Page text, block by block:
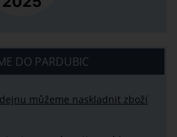
DO PARDUBIC
můžeme naskladnit zboží